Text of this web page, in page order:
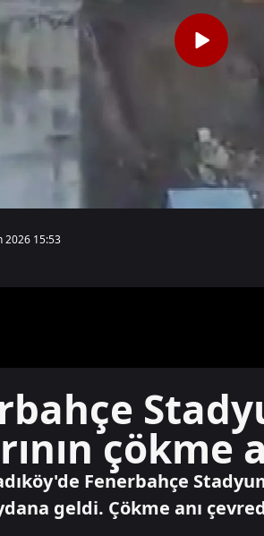
2026 15:53
çökme
Fenerbahçe
geldi. Çökme anı